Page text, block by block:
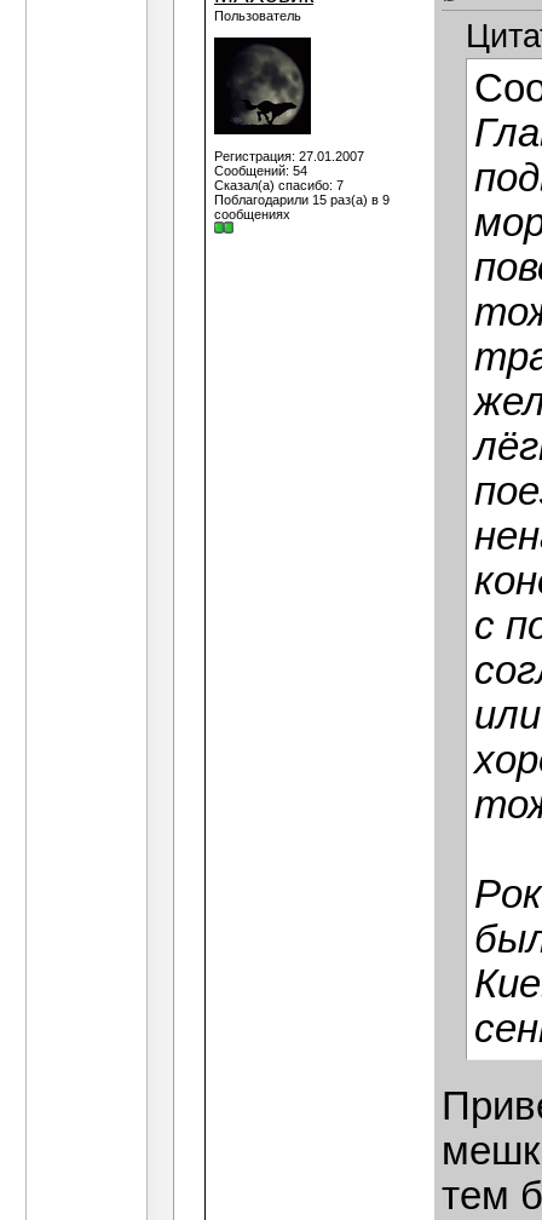
Пользователь
Регистрация: 27.01.2007
Сообщений: 54
Сказал(а) спасибо: 7
Поблагодарили 15 раз(а) в 9
сообщениях
с
тем